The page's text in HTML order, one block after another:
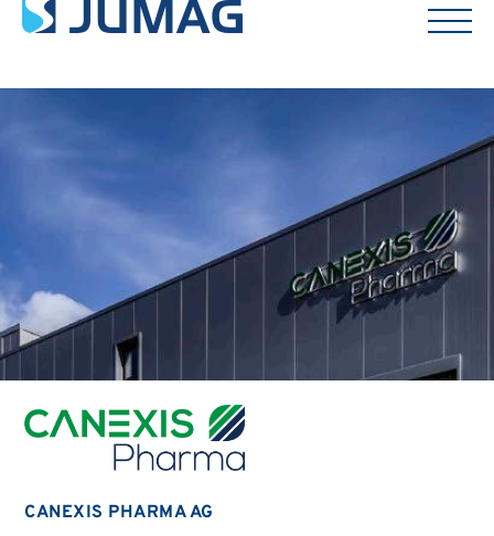
CANEXIS PHARMA AG